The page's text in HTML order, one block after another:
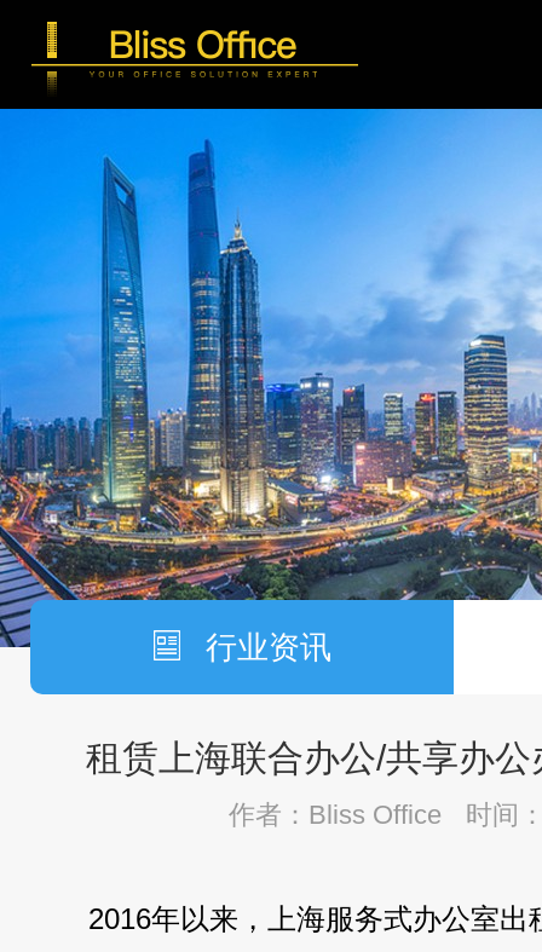
行业资讯
租赁上海联合办公/共享办
作者：Bliss Office 时间
2016年以来，上海服务式办公室